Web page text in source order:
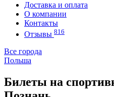
Доставка и оплата
О компании
Контакты
Отзывы 816
Все города
Польша
Билеты на